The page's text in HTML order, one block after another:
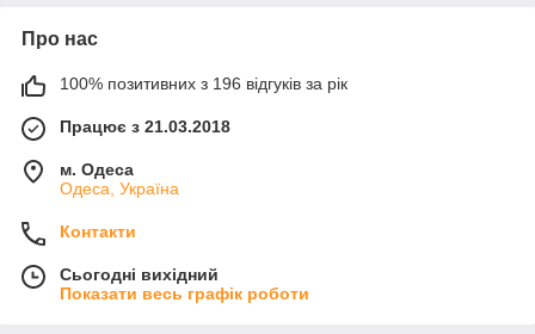
Про нас
100% позитивних з 196 відгуків за рік
Працює з 21.03.2018
м. Одеса
Одеса, Україна
Контакти
Сьогодні вихідний
Показати весь графік роботи